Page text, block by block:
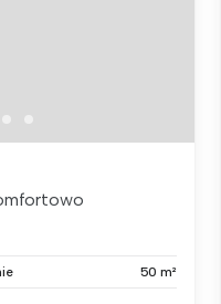
50 m²